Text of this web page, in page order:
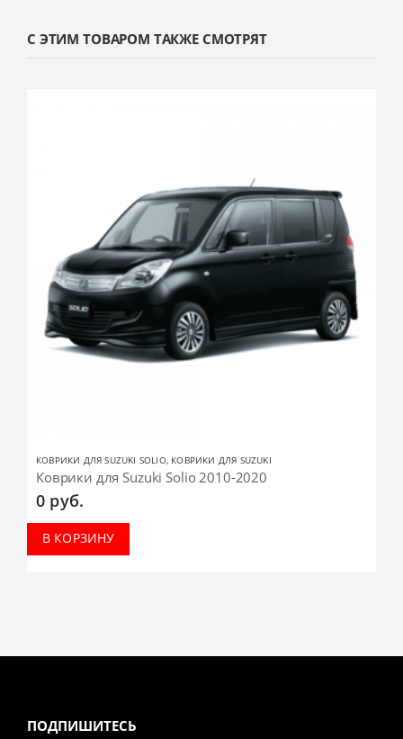
С ЭТИМ ТОВАРОМ ТАКЖЕ СМОТРЯТ
КОВРИКИ ДЛЯ SUZUKI SOLIO, КОВРИКИ ДЛЯ SUZUKI
Коврики для Suzuki Solio 2010-2020
0 руб.
В КОРЗИНУ
ПОДПИШИТЕСЬ